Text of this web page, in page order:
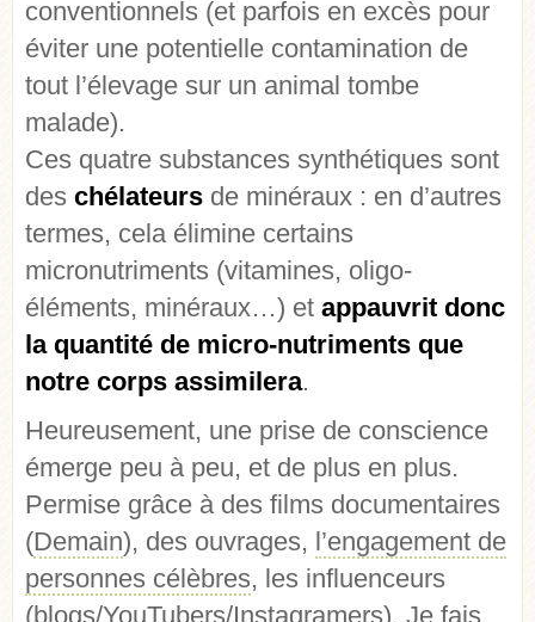
conventionnels (et parfois en excès pour
éviter une potentielle contamination de
tout l’élevage sur un animal tombe
malade).
Ces quatre substances synthétiques sont
des chélateurs de minéraux : en d’autres
termes, cela élimine certains
micronutriments (vitamines, oligo-
éléments, minéraux…) et appauvrit donc
la quantité de micro-nutriments que
notre corps assimilera.
Heureusement, une prise de conscience
émerge peu à peu, et de plus en plus.
Permise grâce à des films documentaires
(Demain), des ouvrages, l’engagement de
personnes célèbres, les influenceurs
(blogs/YouTubers/Instagramers). Je fais